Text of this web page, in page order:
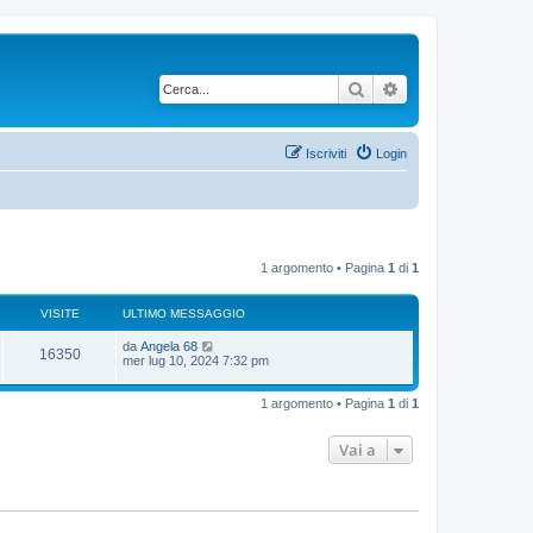
Cerca
Login
Iscriviti
1 argomento • Pagina 1 di 1
VISITE ULTIMO MESSAGGIO
16350V
i
e
U
l
i
g
da Angela 68
mer lug 10, 2024 7:32 pm
1 argomento • Pagina 1 di 1
Vai a